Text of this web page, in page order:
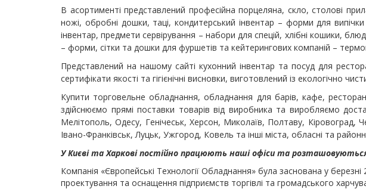
В асортименті представлений професійна порцеляна, скло, столові
ножі, обробні дошки, таці, кондитерський інвентар – форми для
інвентар, предмети сервірування – набори для спецій, хлібні кошики,
– форми, сітки та дошки для фуршетів та кейтерингових компаній –
Представлений на нашому сайті кухонний інвентар та посуд для
сертифікати якості та гігієнічні висновки, виготовлений із екологічно
Купити торговельне обладнання, обладнання для барів, кафе,
здійснюємо прямі поставки товарів від виробника та виробляємо
Мелітополь, Одесу, Генічеськ, Херсон, Миколаїв, Полтаву, Кіровоград,
Івано-Франківськ, Луцьк, Ужгород, Ковель та інші міста, обласні та
У Києві та Харкові постійно працюють наші офіси та
Компанія «Європейські Технології Обладнання» була заснована у
проектування та оснащення підприємств торгівлі та громадського